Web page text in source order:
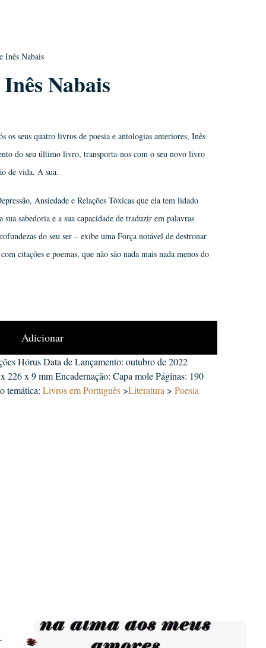
Inês Nabais
Nabais
os seus quatro livros de poesia e antologias anteriores, Inês
do seu último livro, transporta-nos com o seu novo livro
de vida. A sua.
Ansiedade e Relações Tóxicas que ela tem lidado
sabedoria e a sua capacidade de traduzir em palavras
do seu ser – exibe uma Força notável de destronar
citações e poemas, que não são nada mais nada menos do
Adicionar
Hórus Data de Lançamento: outubro de 2022
226 x 9 mm Encadernação: Capa mole Páginas: 190
temática: Livros em Português >Literatura > Poesia